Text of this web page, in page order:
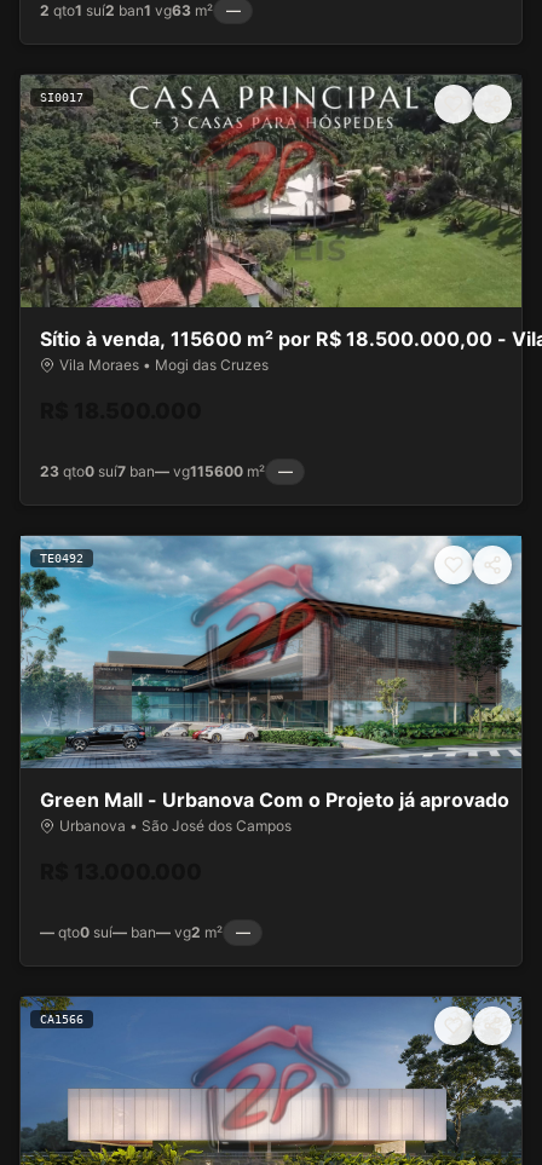
2 qto1 suí2 ban1 vg63 m² —
SI0017
Sítio à venda, 115600 m² por R$ 18.500.000,00 -
Vila Moraes • Mogi das Cruzes
23 qto0 suí7 ban— vg115600 m² —
TE0492
Green Mall - Urbanova Com o Projeto já aprovado
Urbanova • São José dos Campos
— qto0 suí— ban— vg2 m² —
CA1566